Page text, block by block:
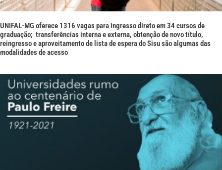
UNIFAL-MG oferece 1316 vagas para ingresso direto em 34 cursos de
graduação; transferências interna e externa, obtenção de novo título,
reingresso e aproveitamento de lista de espera do Sisu são algumas das
modalidades de acesso